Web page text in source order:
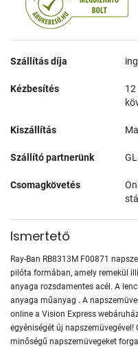
Szállítás díja
Kézbesítés
12
Kiszállítás
Szállító partnerünk
Csomagkövetés
Ismertető
Ray-Ban RB8313M F00871
pilóta formában, amely remekül
anyaga rozsdamentes acél. A
anyaga műanyag . A
online a Vision Express
egyéniségét új
minőségű napszemüvegeket